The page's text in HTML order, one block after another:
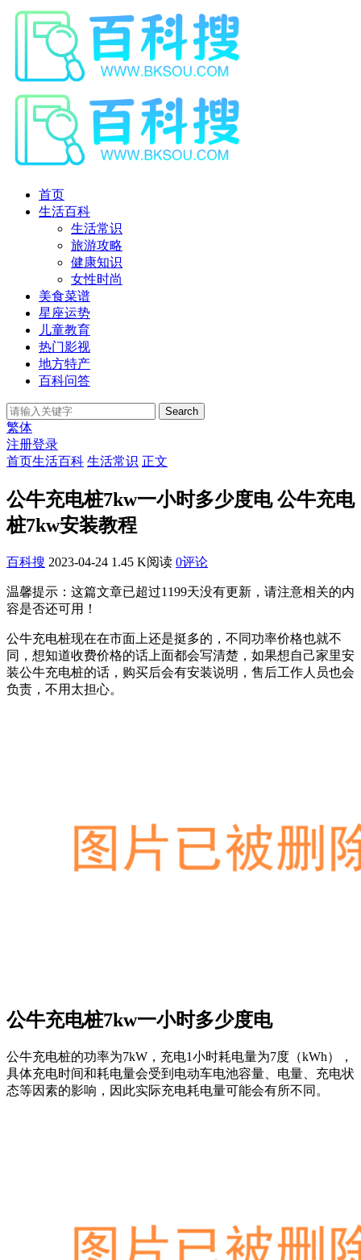
首页
生活百科
生活常识
旅游攻略
健康知识
女性时尚
美食菜谱
星座运势
儿童教育
热门影视
地方特产
百科问答
Search
繁体
注册登录
首页生活百科 生活常识 正文
公牛充电桩7kw一小时多少度电 公牛充电
桩7kw安装教程
百科搜 2023-04-24 1.45 K阅读 0评论
温馨提示：这篇文章已超过1199天没有更新，请注意相关的内
容是否还可用！
公牛充电桩现在在市面上还是挺多的，不同功率价格也就不
同，想知道收费价格的话上面都会写清楚，如果想自己家里安
装公牛充电桩的话，购买后会有安装说明，售后工作人员也会
负责，不用太担心。
公牛充电桩7kw一小时多少度电
公牛充电桩的功率为7kW，充电1小时耗电量为7度（kWh），
具体充电时间和耗电量会受到电动车电池容量、电量、充电状
态等因素的影响，因此实际充电耗电量可能会有所不同。